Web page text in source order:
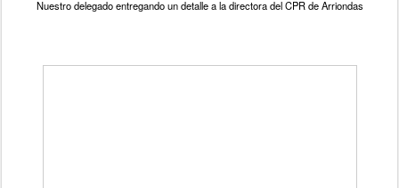
Nuestro delegado entregando un detalle a la directora del CPR de Arriondas